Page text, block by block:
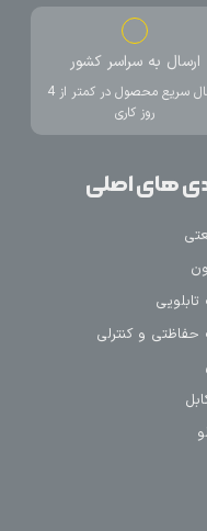
ارسال به سراسر کشور
ارسال سریع محصول در کمتر از 4
روز کاری
های اصلی
حفاظتی و کنترلی